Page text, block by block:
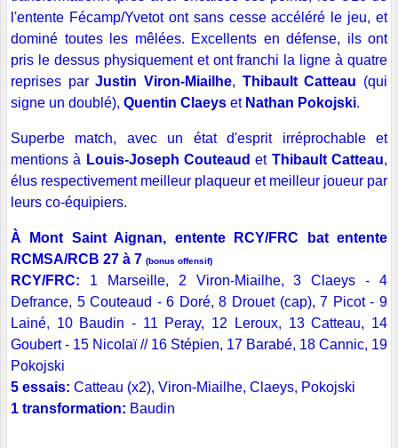
l'entente Fécamp/Yvetot ont sans cesse accéléré le jeu, et
dominé toutes les mêlées. Excellents en défense, ils ont
pris le dessus physiquement et ont franchi la ligne à quatre
reprises parJustin Viron-Miailhe, Thibault Catteau (qui
signe un doublé), Quentin Claeys et Nathan Pokojski.
Superbe match, avec un état d'esprit irréprochable et
mentions à Louis-Joseph Couteaudet Thibault Catteau,
élus respectivement meilleur plaqueur et meilleur joueur par
leurs co-équipiers.
À Mont Saint Aignan, entente RCY/FRC bat entente
RCMSA/RCB 27 à 7 (bonus offensif)
RCY/FRC: 1 Marseille, 2 Viron-Miailhe, 3 Claeys - 4
Defrance, 5 Couteaud - 6 Doré, 8 Drouet (cap), 7 Picot - 9
Lainé, 10 Baudin - 11 Peray, 12 Leroux, 13 Catteau, 14
Goubert - 15 Nicolaï // 16 Stépien, 17 Barabé, 18 Cannic, 19
Pokojski
5 essais: Catteau (x2), Viron-Miailhe, Claeys, Pokojski
1 transformation: Baudin